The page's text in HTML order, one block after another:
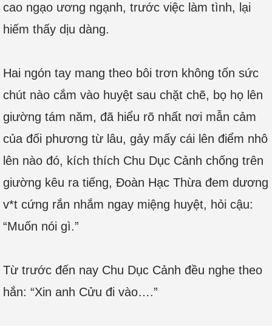
cao ngạo ương ngạnh, trước việc làm tình, lại
hiếm thấy dịu dàng.
Hai ngón tay mang theo bôi trơn không tốn sức
chút nào cắm vào huyệt sau chặt chẽ, bọ họ lên
giường tám năm, đã hiểu rõ nhất nơi mẫn cảm
của đối phương từ lâu, gảy mấy cái lên điểm nhô
lên nào đó, kích thích Chu Dục Cảnh chống trên
giường kêu ra tiếng, Đoàn Hạc Thừa đem dương
v*t cứng rắn nhắm ngay miệng huyệt, hỏi cậu:
“Muốn nói gì.”
Từ trước đến nay Chu Dục Cảnh đều nghe theo
hắn: “Xin anh Cửu đi vào….”